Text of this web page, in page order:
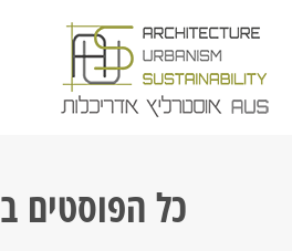
כל הפוסטים ב